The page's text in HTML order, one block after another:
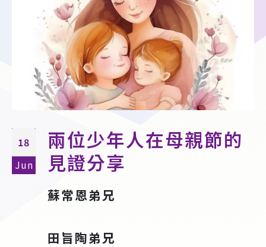
18
Jun
兩位少年人在母親節的
見證分享
蘇常恩弟兄
田旨陶弟兄